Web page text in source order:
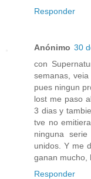
Responder
Anónimo 30
con
semanas,
pues ningun
lost me paso
3 dias y
tve no
ninguna
unidos. Y me
ganan mucho,
Responder